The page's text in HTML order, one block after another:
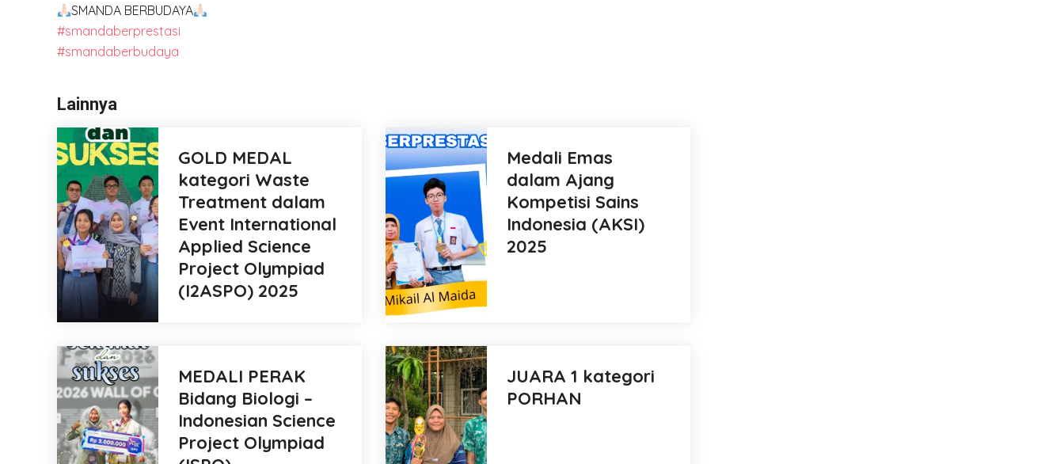
SMANDA BERBUDAYA
#smandaberprestasi
#smandaberbudaya
Lainnya
GOLD MEDAL
kategori Waste
Treatment dalam
Event International
Applied Science
Project Olympiad
(I2ASPO) 2025
Medali Emas
dalam Ajang
Kompetisi Sains
Indonesia (AKSI)
2025
MEDALI PERAK
Bidang Biologi –
Indonesian Science
Project Olympiad
JUARA 1 kategori
PORHAN